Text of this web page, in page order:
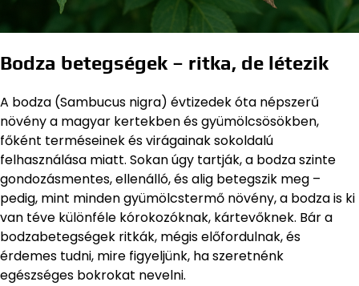
Bodza betegségek – ritka, de létezik
A bodza (Sambucus nigra) évtizedek óta népszerű
növény a magyar kertekben és gyümölcsösökben,
főként terméseinek és virágainak sokoldalú
felhasználása miatt. Sokan úgy tartják, a bodza szinte
gondozásmentes, ellenálló, és alig betegszik meg –
pedig, mint minden gyümölcstermő növény, a bodza is ki
van téve különféle kórokozóknak, kártevőknek. Bár a
bodzabetegségek ritkák, mégis előfordulnak, és
érdemes tudni, mire figyeljünk, ha szeretnénk
egészséges bokrokat nevelni.